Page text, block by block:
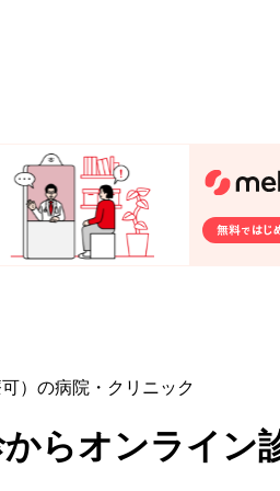
）の病院・クリニック
らオンライン